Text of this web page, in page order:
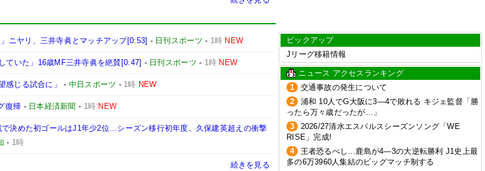
ニヤリ、三井寺眞とマッチアップ[0:53] - 日刊スポーツ - 1時 NEW
ていた」16歳MF三井寺眞を絶賛[0:47] - 日刊スポーツ - 1時 NEW
感じる試合に」 - 中日スポーツ - 1時 NEW
復帰 - 日本経済新聞 - 1時 NEW
決めた初ゴールはJ1年少2位…シーズン移行初年度、久保建英超えの衝撃
- 1時
続きを見る
ピックアップ
Jリーグ移籍情報
ニュース アクセスランキング
1
交通事故の発生について
2
浦和 10人でG大阪に3―4で敗れる キジェ監督「勝
ったら万々歳だったが…」
3
2026/27清水エスパルスシーズンソング「WE
RISE」完成!
4
王者恐るべし…鹿島が4―3の大逆転勝利 J1史上最
多の6万3960人集結のビッグマッチ制する